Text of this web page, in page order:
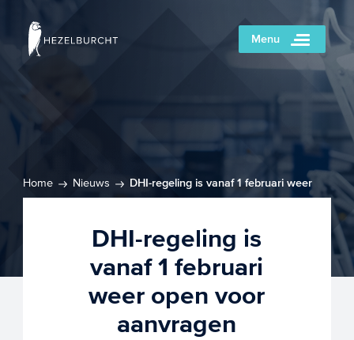
Menu
Home Nieuws
DHI-regeling is vanaf 1 februari weer
DHI-regeling is
vanaf 1 februari
weer open voor
aanvragen